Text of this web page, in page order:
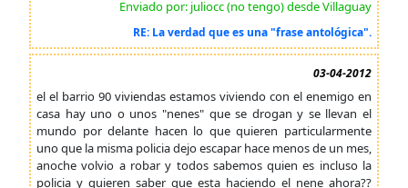
Enviado por: juliocc (no tengo) desde Villaguay
RE: La verdad que es una "frase antológica".
03-04-2012
el el barrio 90 viviendas estamos viviendo con el enemigo en
casa hay uno o unos "nenes" que se drogan y se llevan el
mundo por delante hacen lo que quieren particularmente
uno que la misma policia dejo escapar hace menos de un mes,
anoche volvio a robar y todos sabemos quien es incluso la
policia y quieren saber que esta haciendo el nene ahora??